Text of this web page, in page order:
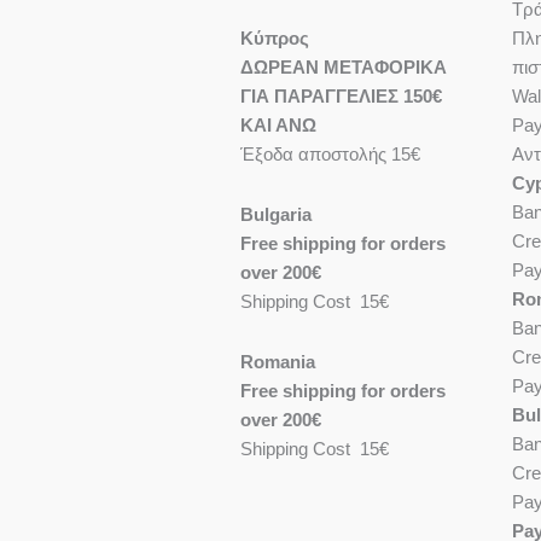
Κύπρος
ΔΩΡΕΑΝ ΜΕΤΑΦΟΡΙΚΑ
ΓΙΑ ΠΑΡΑΓΓΕΛΙΕΣ 150€
ΚΑΙ ΑΝΩ
Έξοδα αποστολής 15€
Bulgaria
Free shipping for orders
over 200€
Shipping Cost 15€
Romania
Free shipping for orders
over 200€
Shipping Cost 15€